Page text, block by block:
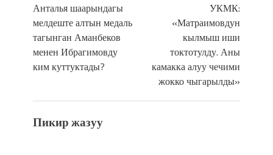
Анталья шаарындагы
мелдеште алтын медаль
тагынган Аманбеков
менен Ибрагимовду
ким куттуктады?
УКМК:
«Матраимовдун
кылмыш иши
токтотулду. Аны
камакка алуу чечими
жокко чыгарылды»
Пикир жазуу